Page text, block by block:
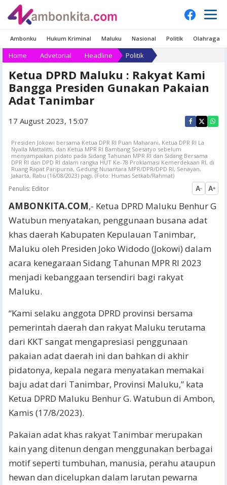
Ambonku Hukum Kriminal Maluku Nasional Politik Olahraga
Home Advetorial Headline Politik
Ketua DPRD Maluku : Rakyat Kami
Bangga Presiden Gunakan Pakaian
Adat Tanimbar
17 August 2023, 15:07
Presiden Jokowi bersama Ketua DPR RI Puan Maharani, Ketua DPR RI La
Nyalla Mattalitti, dan Ketua MPR RI Bambang Soesatyo sebelum
menyampaikan pidato pada Sidang Tahunan MPR RI dan Sidang Bersama
DPR RI dan DPD RI dalam rangka HUT Ke-78 Proklamasi Kemerdekaan RI, di
Ruang Rapat Paripurna, Gedung Nusantara MPR/DPR/DPD RI, Senayan,
Jakarta, Rabu (16/08/2023) pagi. (Foto: Humas Setkab/Rahmat)
Penulis: Editor A- A+
AMBONKITA.COM,- Ketua DPRD Maluku Benhur G
Watubun menyatakan, penggunaan busana adat
khas daerah Kabupaten Kepulauan Tanimbar,
Maluku oleh Presiden Joko Widodo (Jokowi) dalam
acara kenegaraan Sidang Tahunan MPR RI 2023
menjadi kebanggaan tersendiri bagi rakyat
Maluku.
“Kami selaku anggota DPRD provinsi bersama
pemerintah daerah dan rakyat Maluku terutama
dari KKT sangat mengapresiasi penggunaan
pakaian adat daerah ini dan bahkan di akhir
pidatonya, kepala negara menyatakan memakai
baju adat dari Tanimbar, Provinsi Maluku,” kata
Ketua DPRD Maluku Benhur G. Watubun di Ambon,
Kamis (17/8/2023).
Pakaian adat khas rakyat Tanimbar merupakan
kain yang ditenun dengan menggunakan berbagai
motif seperti tumbuhan, manusia, perahu ataupun
hewan dan dicelupkan dalam larutan pewarna